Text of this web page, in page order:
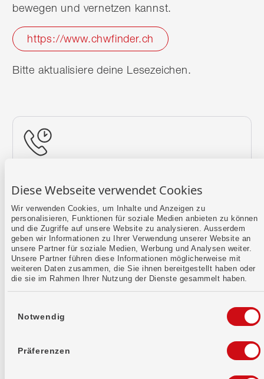
Diese Webseite verwendet Cookies
Wir verwenden Cookies, um Inhalte und Anzeigen zu
personalisieren, Funktionen für soziale Medien anbieten zu können
und die Zugriffe auf unsere Website zu analysieren. Ausserdem
geben wir Informationen zu Ihrer Verwendung unserer Website an
unsere Partner für soziale Medien, Werbung und Analysen weiter.
Unsere Partner führen diese Informationen möglicherweise mit
weiteren Daten zusammen, die Sie ihnen bereitgestellt haben oder
die sie im Rahmen Ihrer Nutzung der Dienste gesammelt haben.
Notwendig
Präferenzen
bewegen und vernetzen kannst.
https://www.chwfinder.ch
Bitte aktualisiere deine Lesezeichen.
Mehr erfahren
Kontaktformular